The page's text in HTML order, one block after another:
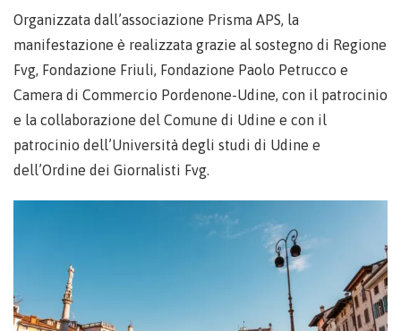
Organizzata dall’associazione Prisma APS, la
manifestazione è realizzata grazie al sostegno di Regione
Fvg, Fondazione Friuli, Fondazione Paolo Petrucco e
Camera di Commercio Pordenone-Udine, con il patrocinio
e la collaborazione del Comune di Udine e con il
patrocinio dell’Università degli studi di Udine e
dell’Ordine dei Giornalisti Fvg.